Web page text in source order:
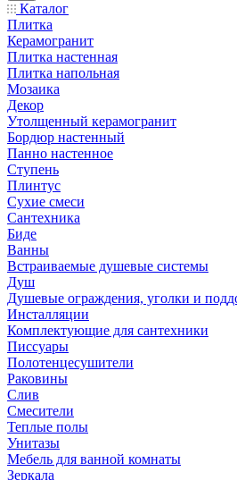
Каталог
Плитка
Керамогранит
Плитка настенная
Плитка напольная
Мозаика
Декор
Утолщенный керамогранит
Бордюр настенный
Панно настенное
Ступень
Плинтус
Сухие смеси
Сантехника
Биде
Ванны
Встраиваемые душевые системы
Душ
Душевые ограждения, уголки и
Инсталляции
Комплектующие для сантехники
Писсуары
Полотенцесушители
Раковины
Слив
Смесители
Теплые полы
Унитазы
Мебель для ванной комнаты
Зеркала